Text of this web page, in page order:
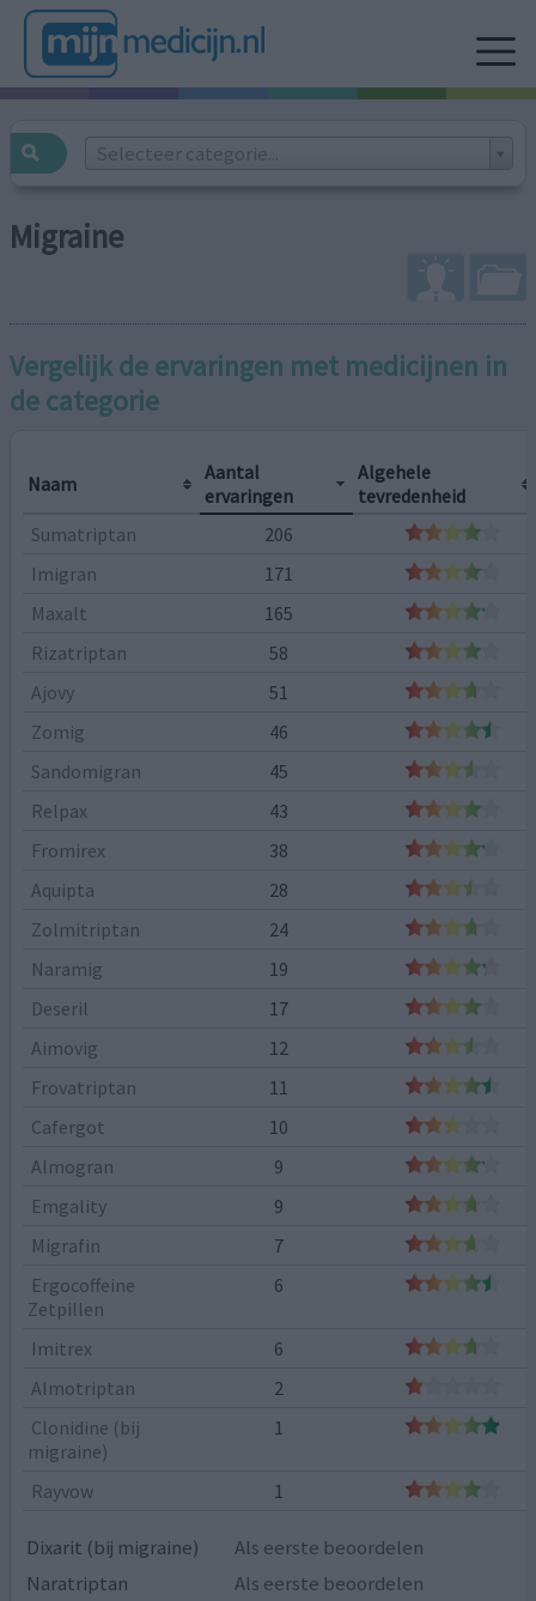
Selecteer categorie...
Migraine
Vergelijk de ervaringen met medicijnen in
de categorie
Naam
Aantal
ervaringen
Algehele
tevredenheid
Sumatriptan
206
Imigran
171
Maxalt
165
Rizatriptan
58
Ajovy
51
Zomig
46
Sandomigran
45
Relpax
43
Fromirex
38
Aquipta
28
Zolmitriptan
24
Naramig
19
Deseril
17
Aimovig
12
Frovatriptan
11
Cafergot
10
Almogran
9
Emgality
9
Migrafin
7
Ergocoffeine
Zetpillen
6
Imitrex
6
Almotriptan
2
Clonidine (bij
migraine)
1
Rayvow 1
Dixarit (bij migraine)
Als eerste beoordelen
Naratriptan
Als eerste beoordelen